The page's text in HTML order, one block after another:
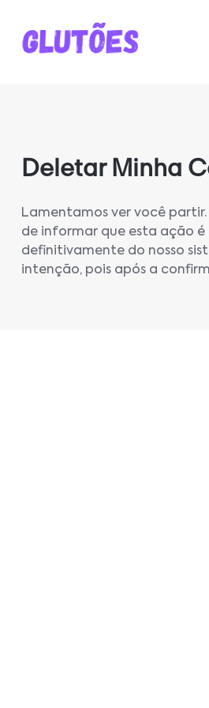
Deletar Minha
Lamentamos ver você
de informar que esta ação é
definitivamente do nosso
intenção, pois após a